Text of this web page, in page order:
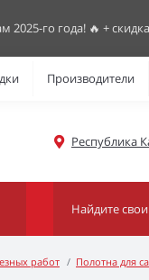
го года! 🔥 +
Производители
Республика
работ Полотна для